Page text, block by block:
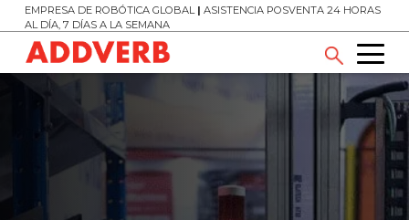
EMPRESA DE ROBÓTICA GLOBAL | ASISTENCIA POSVENTA 24 HORAS
AL DÍA, 7 DÍAS A LA SEMANA